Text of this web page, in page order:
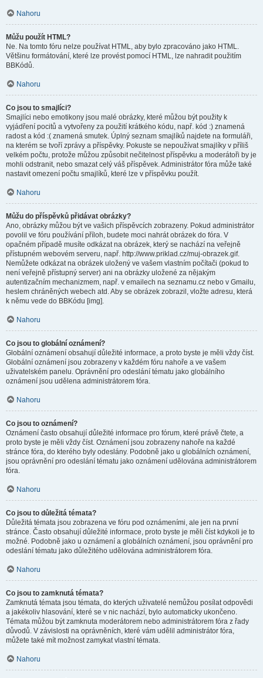
Nahoru
Můžu použít HTML?
Ne. Na tomto fóru nelze používat HTML, aby bylo zpracováno jako HTML.
Většinu formátování, které lze provést pomocí HTML, lze nahradit použitím
BBKódů.
Nahoru
Co jsou to smajlíci?
Smajlíci nebo emotikony jsou malé obrázky, které můžou být použity k
vyjádření pocitů a vytvořeny za použití krátkého kódu, např. kód :) znamená
radost a kód :( znamená smutek. Úplný seznam smajlíků najdete na formuláři,
na kterém se tvoří zprávy a příspěvky. Pokuste se nepoužívat smajlíky v příliš
velkém počtu, protože můžou způsobit nečitelnost příspěvku a moderátoři by je
mohli odstranit, nebo smazat celý váš příspěvek. Administrátor fóra může také
nastavit omezení počtu smajlíků, které lze v příspěvku použít.
Nahoru
Můžu do příspěvků přidávat obrázky?
Ano, obrázky můžou být ve vašich příspěvcích zobrazeny. Pokud administrátor
povolil ve fóru používání příloh, budete moci nahrát obrázek do fóra. V
opačném případě musíte odkázat na obrázek, který se nachází na veřejně
přístupném webovém serveru, např. http://www.priklad.cz/muj-obrazek.gif.
Nemůžete odkázat na obrázek uložený ve vašem vlastním počítači (pokud to
není veřejně přístupný server) ani na obrázky uložené za nějakým
autentizačním mechanizmem, např. v emailech na seznamu.cz nebo v Gmailu,
heslem chráněných webech atd. Aby se obrázek zobrazil, vložte adresu, která
k němu vede do BBKódu [img].
Nahoru
Co jsou to globální oznámení?
Globální oznámení obsahují důležité informace, a proto byste je měli vždy číst.
Globální oznámení jsou zobrazeny v každém fóru nahoře a ve vašem
uživatelském panelu. Oprávnění pro odeslání tématu jako globálního
oznámení jsou udělena administrátorem fóra.
Nahoru
Co jsou to oznámení?
Oznámení často obsahují důležité informace pro fórum, které právě čtete, a
proto byste je měli vždy číst. Oznámení jsou zobrazeny nahoře na každé
stránce fóra, do kterého byly odeslány. Podobně jako u globálních oznámení,
jsou oprávnění pro odeslání tématu jako oznámení udělována administrátorem
fóra.
Nahoru
Co jsou to důležitá témata?
Důležitá témata jsou zobrazena ve fóru pod oznámeními, ale jen na první
stránce. Často obsahují důležité informace, proto byste je měli číst kdykoli je to
možné. Podobně jako u oznámení a globálních oznámení, jsou oprávnění pro
odeslání tématu jako důležitého udělována administrátorem fóra.
Nahoru
Co jsou to zamknutá témata?
Zamknutá témata jsou témata, do kterých uživatelé nemůžou posílat odpovědi
a jakékoliv hlasování, které se v nic nachází, bylo automaticky ukončeno.
Témata můžou být zamknuta moderátorem nebo administrátorem fóra z řady
důvodů. V závislosti na oprávněních, které vám udělil administrátor fóra,
můžete také mít možnost zamykat vlastní témata.
Nahoru